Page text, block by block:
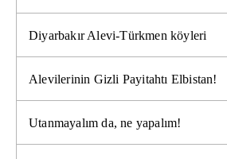
Diyarbakır Alevi-Türkmen köyleri
Alevilerinin Gizli Payitahtı Elbistan!
Utanmayalım da, ne yapalım!